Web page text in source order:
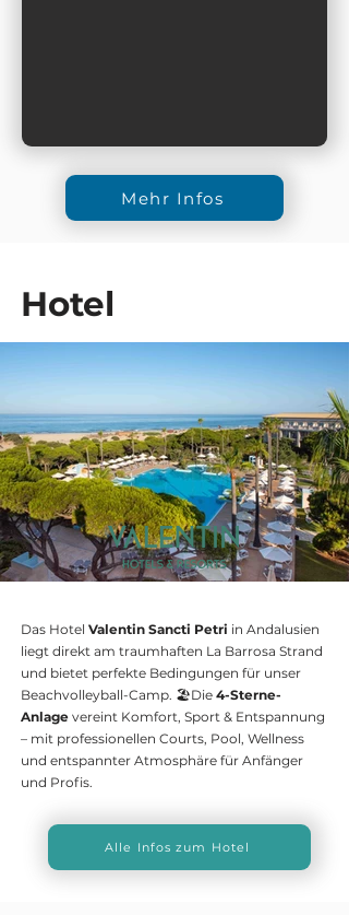
Mehr Infos
Hotel
Das Hotel Valentin Sancti Petri in Andalusien
liegt direkt am traumhaften La Barrosa Strand
und bietet perfekte Bedingungen für unser
Beachvolleyball-Camp. 🏖️Die 4-Sterne-
Anlage vereint Komfort, Sport & Entspannung
– mit professionellen Courts, Pool, Wellness
und entspannter Atmosphäre für Anfänger
und Profis.
Alle Infos zum Hotel